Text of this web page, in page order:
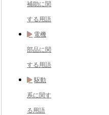
補助に関
する用語
電機
部品に関
する用語
駆動
系に関す
る用語